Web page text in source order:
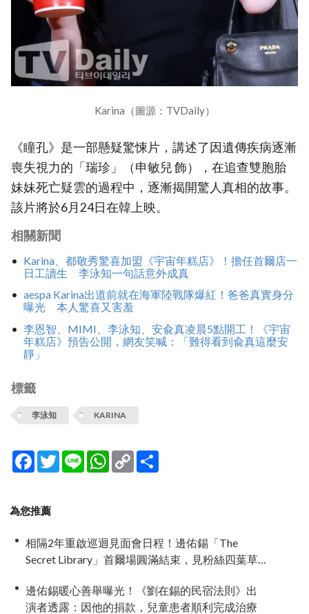
Karina（圖源：TVDaily）
《瞳孔》是一部懸疑驚悚片，講述了因遺傳疾病逐漸
喪失視力的「瑞珍」（申敏兒 飾），在追查雙胞胎
妹妹死亡疑雲的過程中，逐漸揭開驚人真相的故事。
該片將於6月24日在韓上映。
相關新聞
Karina、都敬秀驚喜加盟《宇宙年糕店》！擔任首爾店一
日工讀生 李泳知一句話意外成真
aespa Karina出道前就在海軍陸戰隊爆紅！爸爸真實身分
曝光 本人驚喜又害羞
李恩智、MIMI、李泳知、安兪真凌晨5點開工！《宇宙
年糕店》預告公開，網友笑喊：「難得看到兪真這麼安
靜」
標籤
李泳知 KARINA
Facebook
TwitterLine WhatsApp
Copy
Link
為您推薦
相隔2年重啟巡迴見面會日程！邊佑錫「The
Secret Library」首爾場圓滿結束，見粉絲四葉草
邊佑錫暖心善舉曝光！《劉在錫的民宿法則》出
演者透露：因他的捐款，兒童患者順利完成治療